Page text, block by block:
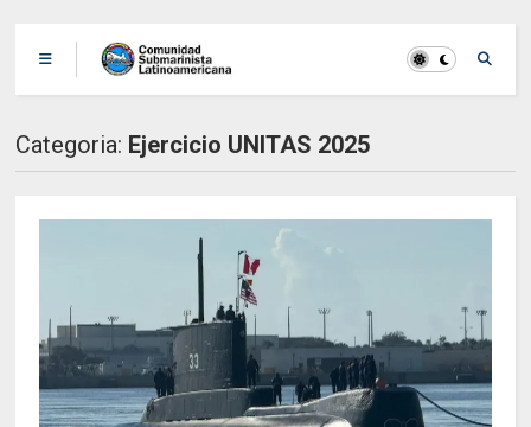
Categoria: Ejercicio UNITAS 2025